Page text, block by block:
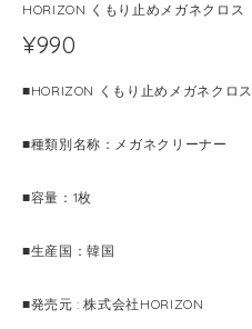
HORIZON くもり止めメガネクロス
¥990
■HORIZON くもり止めメガネクロス
■種類別名称：メガネクリーナー
■容量：1枚
■生産国：韓国
■発売元 : 株式会社HORIZON